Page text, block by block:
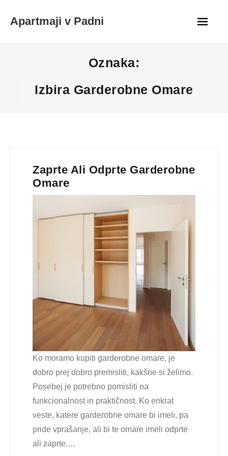
Apartmaji v Padni
Oznaka:
Izbira Garderobne Omare
Zaprte Ali Odprte Garderobne
Omare
Ko moramo kupiti garderobne omare, je
dobro prej dobro premisliti, kakšne si želimo.
Posebej je potrebno pomisliti na
funkcionalnost in praktičnost. Ko enkrat
veste, katere garderobne omare bi imeli, pa
pride vprašanje, ali bi te omare imeli odprte
ali zaprte.…